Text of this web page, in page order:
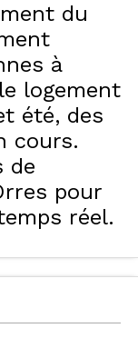
du
à
logement
été, des
cours.
de
pour
réel.